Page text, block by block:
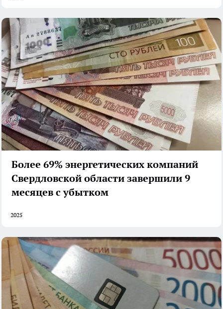
Более 69% энергетических компаний
Свердловской области завершили 9
месяцев с убытком
2025